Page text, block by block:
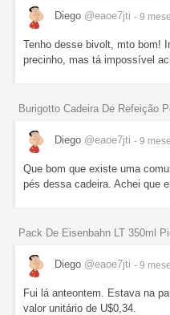
Diego @eaoe7jti - 9
Tenho desse bivolt, mto bom!
precinho, mas tá impossível
Burigotto Cadeira De Refeição
Diego @eaoe7jti - 9
Que bom que existe uma
pés dessa cadeira. Achei que
Pack De Eisenbahn LT 350ml
Diego @eaoe7jti - 9
Fui lá anteontem. Estava na
valor unitário de U$0,34.